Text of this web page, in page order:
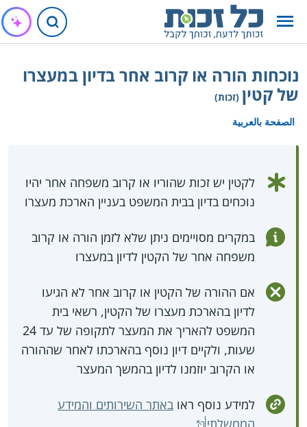
נוכחות הורה או קרוב אחר בדיון במעצרו
של קטין (זכות)
الصفحة بالعربية
לקטין יש זכות שהוריו או קרוב משפחה אחר יהיו
נוכחים בדיון בבית המשפט בעניין הארכת מעצרו
במקרים מסויימים ניתן שלא לזמן הורה או קרוב
משפחה אחר של הקטין לדיון במעצרו
אם ההורה של הקטין או קרוב אחר לא הגיעו
לדיון בהארכת מעצרו של הקטין, רשאי בית
המשפט להאריך את המעצר לתקופה של עד 24
שעות, ולקיים דיון נוסף בהארכתו לאחר שההורה
או הקרוב יוזמנו לדיון בהמשך המעצר
למידע נוסף ראו באתר השירותים והמידע
הממשלתי